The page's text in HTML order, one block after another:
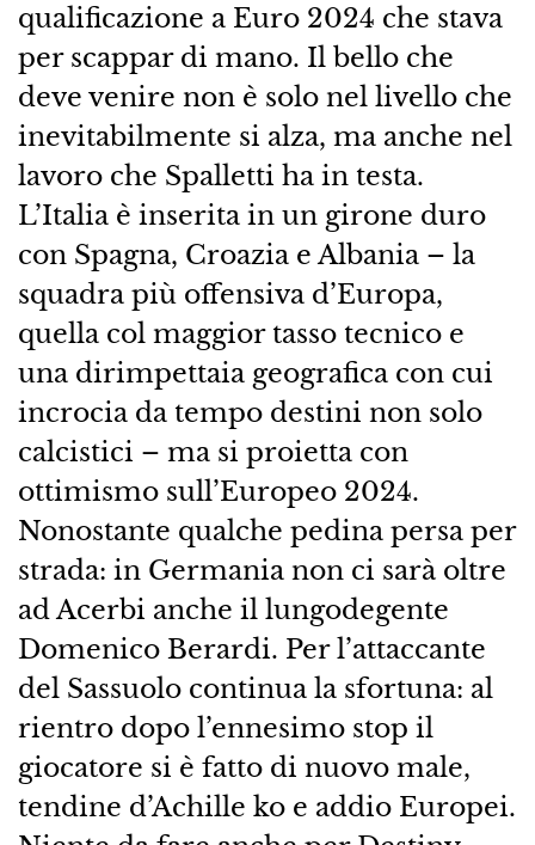
qualificazione a Euro 2024 che stava
per scappar di mano. Il bello che
deve venire non è solo nel livello che
inevitabilmente si alza, ma anche nel
lavoro che Spalletti ha in testa.
L’Italia è inserita in un girone duro
con Spagna, Croazia e Albania – la
squadra più offensiva d’Europa,
quella col maggior tasso tecnico e
una dirimpettaia geografica con cui
incrocia da tempo destini non solo
calcistici – ma si proietta con
ottimismo sull’Europeo 2024.
Nonostante qualche pedina persa per
strada: in Germania non ci sarà oltre
ad Acerbi anche il lungodegente
Domenico Berardi. Per l’attaccante
del Sassuolo continua la sfortuna: al
rientro dopo l’ennesimo stop il
giocatore si è fatto di nuovo male,
tendine d’Achille ko e addio Europei.